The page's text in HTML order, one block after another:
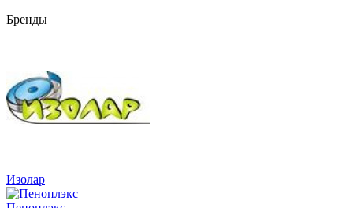
Бренды
Изолар